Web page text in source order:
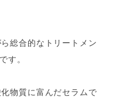
総合的なトリートメン
す。
物質に富んだセラムで